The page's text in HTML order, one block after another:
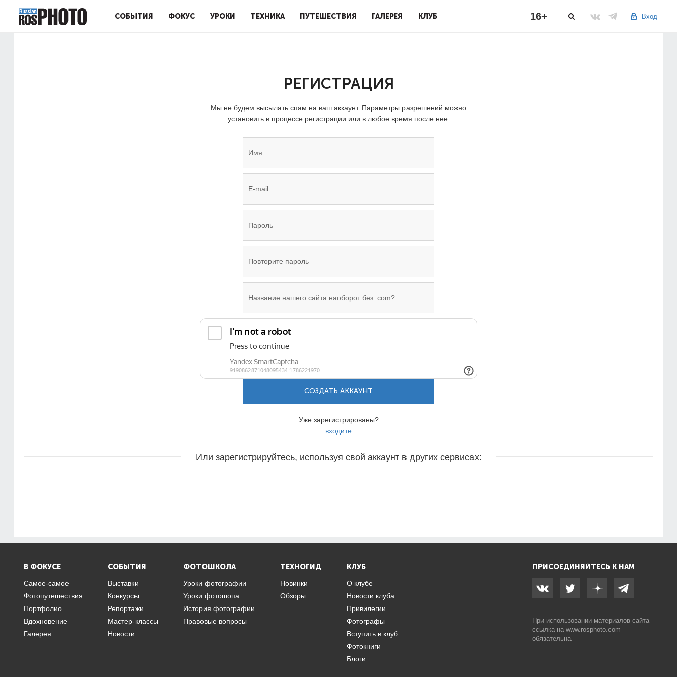
СОБЫТИЯ ФОКУС УРОКИ ТЕХНИКА ПУТЕШЕСТВИЯ ГАЛЕРЕЯ КЛУБ Вход
16+
РЕГИСТРАЦИЯ
Мы не будем высылать спам на ваш аккаунт. Параметры разрешений можно
установить в процессе регистрации или в любое время после нее.
СОЗДАТЬ АККАУНТ
Уже зарегистрированы?
входите
Или зарегистрируйтесь, используя свой аккаунт в других сервисах:
В ФОКУСЕ
Самое-самое
Фотопутешествия
Портфолио
Вдохновение
Галерея
СОБЫТИЯ
Выставки
Конкурсы
Репортажи
Мастер-классы
Новости
ФОТОШКОЛА
Уроки фотографии
Уроки фотошопа
История фотографии
Правовые вопросы
ТЕХНОГИД
Новинки
Обзоры
КЛУБ
О клубе
Новости клуба
Привилегии
Фотографы
Вступить в клуб
Фотокниги
Блоги
ПРИСОЕДИНЯЙТЕСЬ К НАМ
При использовании материалов сайта
ссылка на www.rosphoto.com
обязательна.